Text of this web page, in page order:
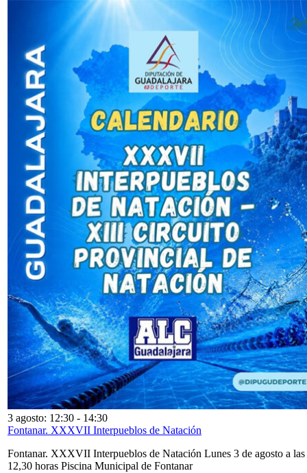
3 agosto: 12:30 - 14:30
Fontanar. XXXVII Interpueblos de Natación
Fontanar. XXXVII Interpueblos de Natación Lunes 3 de agosto a las
12,30 horas Piscina Municipal de Fontanar